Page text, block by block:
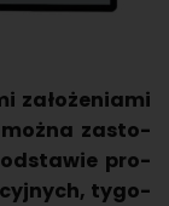
za­ło­że­nia­mi
można za­sto­
pro­
ty­go­